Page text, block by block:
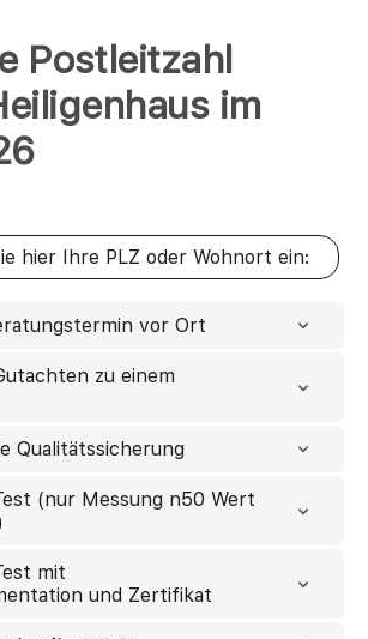
Postleitzahl
im
vor Ort
zu einem
Qualitätssicherung
(nur Messung n50 Wert
mit
und Zertifikat